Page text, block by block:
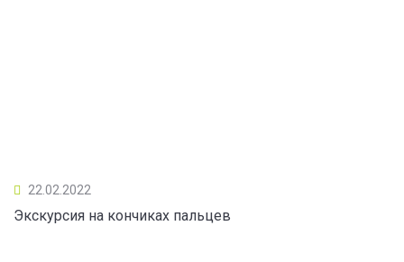
22.02.2022
Экскурсия на кончиках пальцев